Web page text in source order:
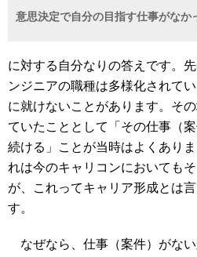
意思決定で自分の目指す仕事がなか
に対する自分なりの答えです。
ンジニアの職種は多様化されて
に就けないことがあります。そ
ていたこととして「その仕事（
続ける」ことが当時はよくあり
れは今のキャリコンにおいても
が、これってキャリア形成とは
す。
なぜなら、仕事（案件）がな